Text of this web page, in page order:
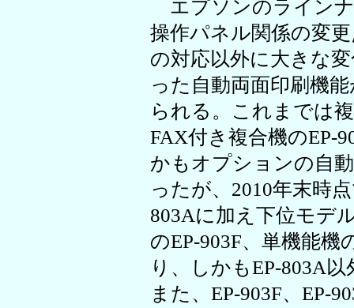
エプソンのライン
操作パネル関係の変
の対応以外に大きな
った自動両面印刷機
られる。これまでは
FAX付き複合機のEP-
かもオプションの自
ったが、2010年末時
803Aに加え下位モデ
のEP-903F、単機能機
り、しかもEP-803A
また、EP-903F、EP-